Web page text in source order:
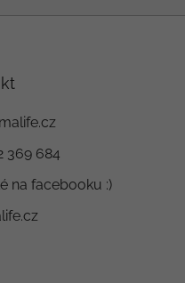
369 684
na facebooku :)